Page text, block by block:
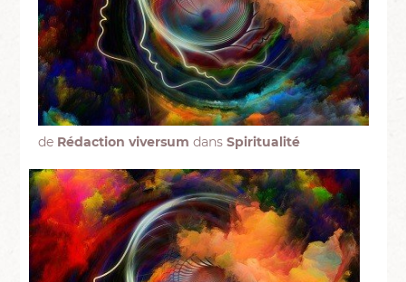
de Rédaction viversum dans Spiritualité